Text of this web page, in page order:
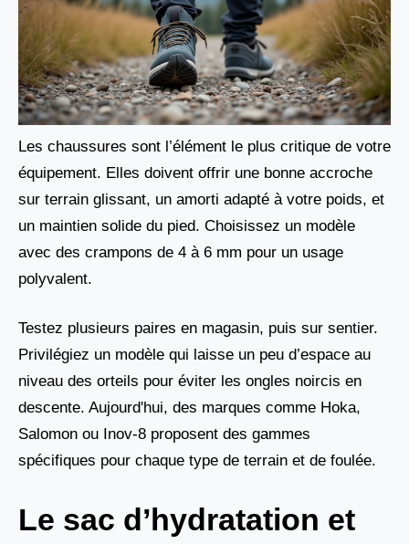
Les chaussures sont l’élément le plus critique de votre
équipement. Elles doivent offrir une bonne accroche
sur terrain glissant, un amorti adapté à votre poids, et
un maintien solide du pied. Choisissez un modèle
avec des crampons de 4 à 6 mm pour un usage
polyvalent.
Testez plusieurs paires en magasin, puis sur sentier.
Privilégiez un modèle qui laisse un peu d’espace au
niveau des orteils pour éviter les ongles noircis en
descente. Aujourd'hui, des marques comme Hoka,
Salomon ou Inov-8 proposent des gammes
spécifiques pour chaque type de terrain et de foulée.
Le sac d’hydratation et